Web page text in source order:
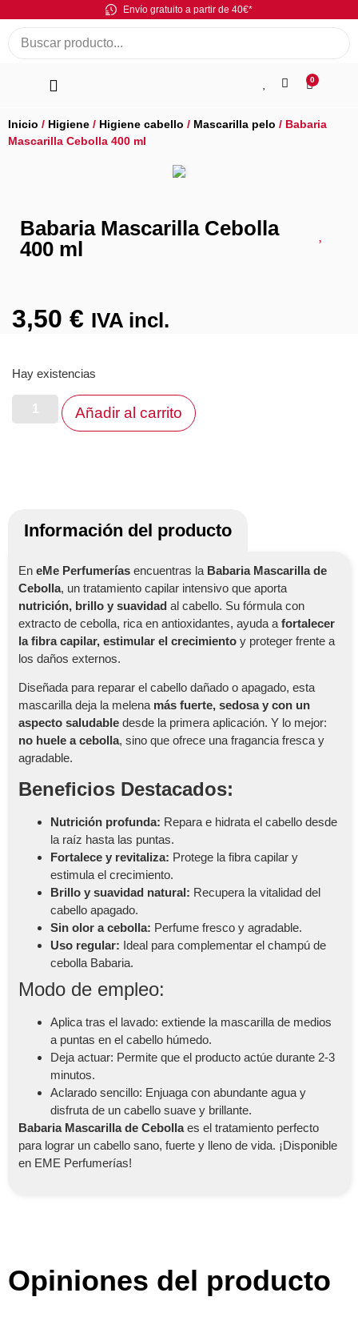
Envío gratuito a partir de 40€*
0
Inicio / Higiene / Higiene cabello / Mascarilla pelo / Babaria
Mascarilla Cebolla 400 ml
Babaria Mascarilla Cebolla
400 ml
3,50 € IVA incl.
Hay existencias
Añadir al carrito
Información del producto
En eMe Perfumeríasencuentras la Babaria Mascarilla de
Cebolla, un tratamiento capilar intensivo que aporta
nutrición, brillo y suavidad al cabello. Su fórmula con
extracto de cebolla, rica en antioxidantes, ayuda a fortalecer
la fibra capilar, estimular el crecimientoy proteger frente a
los daños externos.
Diseñada para reparar el cabello dañado o apagado, esta
mascarilla deja la melena más fuerte, sedosa y con un
aspecto saludabledesde la primera aplicación. Y lo mejor:
no huele a cebolla, sino que ofrece una fragancia fresca y
agradable.
Beneficios Destacados:
Nutrición profunda: Repara e hidrata el cabello desde
la raíz hasta las puntas.
Fortalece y revitaliza: Protege la fibra capilar y
estimula el crecimiento.
Brillo y suavidad natural: Recupera la vitalidad del
cabello apagado.
Sin olor a cebolla: Perfume fresco y agradable.
Uso regular: Ideal para complementar el champú de
cebolla Babaria.
Modo de empleo:
Aplica tras el lavado: extiende la mascarilla de medios
a puntas en el cabello húmedo.
Deja actuar: Permite que el producto actúe durante 2-3
minutos.
Aclarado sencillo: Enjuaga con abundante agua y
disfruta de un cabello suave y brillante.
Babaria Mascarilla de Cebollaes el tratamiento perfecto
para lograr un cabello sano, fuerte y lleno de vida. ¡Disponible
en EME Perfumerías!
Opiniones del producto